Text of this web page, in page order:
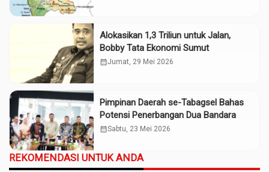
Alokasikan 1,3 Triliun untuk Jalan,
Bobby Tata Ekonomi Sumut
calendar_monthJumat, 29 Mei 2026
Pimpinan Daerah se-Tabagsel Bahas
Potensi Penerbangan Dua Bandara
calendar_monthSabtu, 23 Mei 2026
REKOMENDASI UNTUK ANDA